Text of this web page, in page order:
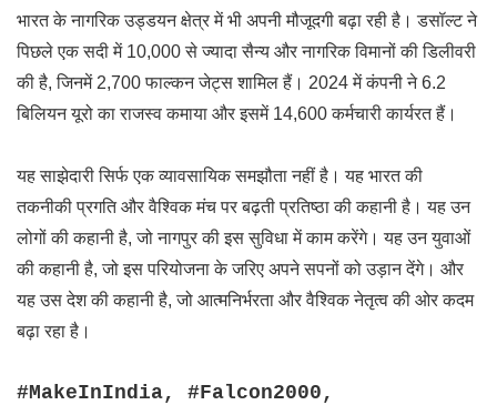
भारत के नागरिक उड्डयन क्षेत्र में भी अपनी मौजूदगी बढ़ा रही है। डसॉल्ट ने
पिछले एक सदी में 10,000 से ज्यादा सैन्य और नागरिक विमानों की डिलीवरी
की है, जिनमें 2,700 फाल्कन जेट्स शामिल हैं। 2024 में कंपनी ने 6.2
बिलियन यूरो का राजस्व कमाया और इसमें 14,600 कर्मचारी कार्यरत हैं।
यह साझेदारी सिर्फ एक व्यावसायिक समझौता नहीं है। यह भारत की
तकनीकी प्रगति और वैश्विक मंच पर बढ़ती प्रतिष्ठा की कहानी है। यह उन
लोगों की कहानी है, जो नागपुर की इस सुविधा में काम करेंगे। यह उन युवाओं
की कहानी है, जो इस परियोजना के जरिए अपने सपनों को उड़ान देंगे। और
यह उस देश की कहानी है, जो आत्मनिर्भरता और वैश्विक नेतृत्व की ओर कदम
बढ़ा रहा है।
#MakeInIndia, #Falcon2000,